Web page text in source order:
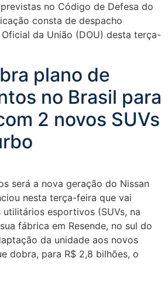
no Código de Defesa do
consta de despacho
da União (DOU) desta terça-
plano de
no Brasil para
2 novos SUVs
será a nova geração do Nissan
nesta terça-feira que vai
esportivos (SUVs, na
fábrica em Resende, no sul do
da unidade aos novos
dobra, para R$ 2,8 bilhões, o